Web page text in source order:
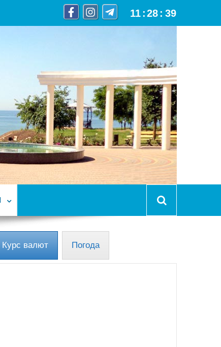
11 :28 : 41
Курс валют Погода